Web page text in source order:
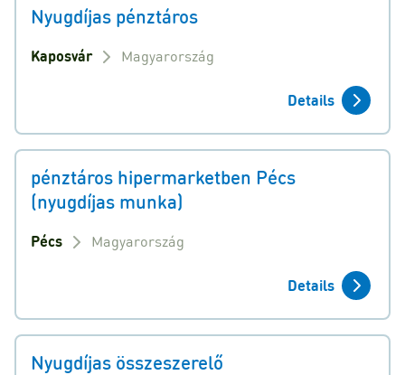
Nyugdíjas pénztáros
Kaposvár Magyarország
Details
pénztáros hipermarketben Pécs
(nyugdíjas munka)
Pécs Magyarország
Details
Nyugdíjas összeszerelő